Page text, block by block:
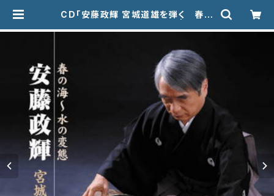
CD「安藤政輝 宮城道雄を弾く 春の
版 Kouraku Syuppan